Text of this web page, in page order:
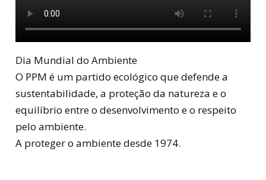
Dia Mundial do Ambiente
O PPM é um partido ecológico que defende a
sustentabilidade, a proteção da natureza e o
equilíbrio entre o desenvolvimento e o respeito
pelo ambiente.
A proteger o ambiente desde 1974.